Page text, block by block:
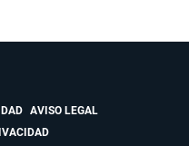
AVISO LEGAL